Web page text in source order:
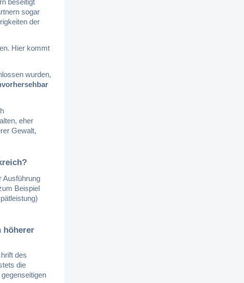
beseitigt
sogar
der
Hier kommt
wurden,
eher
Gewalt,
Ausführung
Beispiel
höherer
des
die